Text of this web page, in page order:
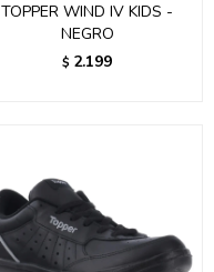
TOPPER WIND IV KIDS -
NEGRO
$ 2.199